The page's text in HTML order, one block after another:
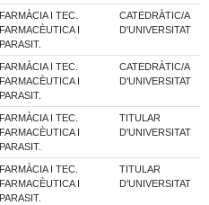
FARMÀCIA I TEC.
FARMACÈUTICA I
PARASIT.
CATEDRÀTIC/A
D'UNIVERSITAT
FARMÀCIA I TEC.
FARMACÈUTICA I
PARASIT.
CATEDRÀTIC/A
D'UNIVERSITAT
FARMÀCIA I TEC.
FARMACÈUTICA I
PARASIT.
TITULAR
D'UNIVERSITAT
FARMÀCIA I TEC.
FARMACÈUTICA I
PARASIT.
TITULAR
D'UNIVERSITAT